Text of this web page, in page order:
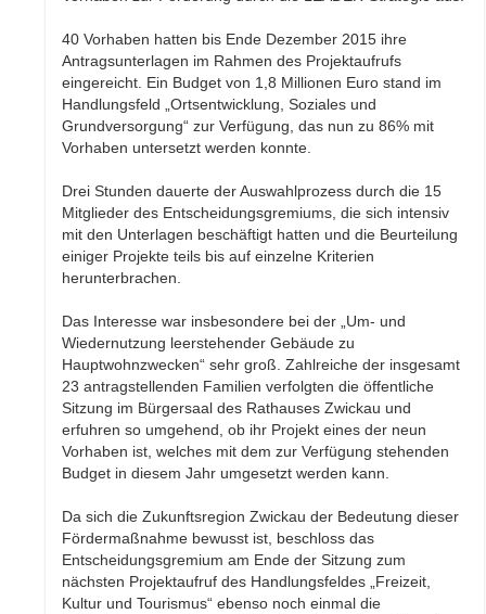
40 Vorhaben hatten bis Ende Dezember 2015 ihre
Antragsunterlagen im Rahmen des Projektaufrufs
eingereicht. Ein Budget von 1,8 Millionen Euro stand im
Handlungsfeld „Ortsentwicklung, Soziales und
Grundversorgung“ zur Verfügung, das nun zu 86% mit
Vorhaben untersetzt werden konnte.
Drei Stunden dauerte der Auswahlprozess durch die 15
Mitglieder des Entscheidungsgremiums, die sich intensiv
mit den Unterlagen beschäftigt hatten und die Beurteilung
einiger Projekte teils bis auf einzelne Kriterien
herunterbrachen.
Das Interesse war insbesondere bei der „Um- und
Wiedernutzung leerstehender Gebäude zu
Hauptwohnzwecken“ sehr groß. Zahlreiche der insgesamt
23 antragstellenden Familien verfolgten die öffentliche
Sitzung im Bürgersaal des Rathauses Zwickau und
erfuhren so umgehend, ob ihr Projekt eines der neun
Vorhaben ist, welches mit dem zur Verfügung stehenden
Budget in diesem Jahr umgesetzt werden kann.
Da sich die Zukunftsregion Zwickau der Bedeutung dieser
Fördermaßnahme bewusst ist, beschloss das
Entscheidungsgremium am Ende der Sitzung zum
nächsten Projektaufruf des Handlungsfeldes „Freizeit,
Kultur und Tourismus“ ebenso noch einmal die